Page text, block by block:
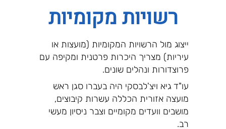
רשויות מקומיות
ייצוג מול הרשויות המקומיות (מועצות או
עיריות) מצריך היכרות פרטנית ומקיפה עם
פרוצדורות ונהלים שונים.
עו"ד גיא ויצ'לבסקי היה בעברו סגן ראש
מועצה אזורית הכללה עשרות קיבוצים,
מושבים וועדים מקומיים וצבר ניסיון מעשי
רב.